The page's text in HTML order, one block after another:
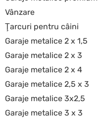
Vânzare
Ţarcuri pentru câini
Garaje metalice 2 x 1,5
Garaje metalice 2 x 3
Garaje metalice 2 x 4
Garaje metalice 2,5 x 3
Garaje metalice 3x2,5
Garaje metalice 3 x 3